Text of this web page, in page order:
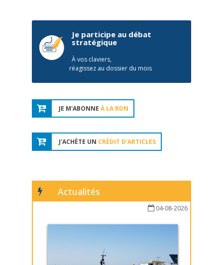
Je participe au débat
stratégique
À vos claviers,
réagissez au dossier du mois
JE M'ABONNE À LA RDN
J'ACHÈTE UN CRÉDIT D'ARTICLES
Actualités
04-08-2026